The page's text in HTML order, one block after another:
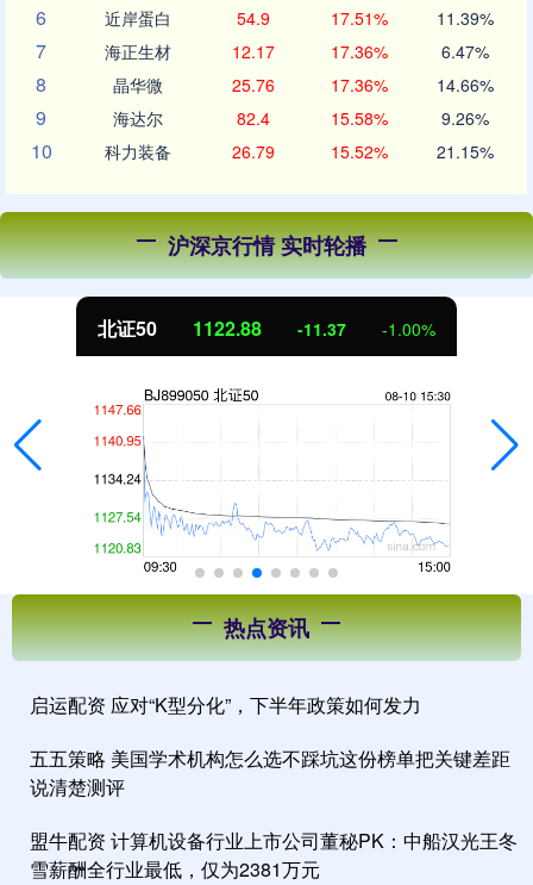
6 近岸蛋白 54.9 17.51% 11.39%
7 海正生材 12.17 17.36% 6.47%
8 晶华微 25.76 17.36% 14.66%
9 海达尔 82.4 15.58% 9.26%
10 科力装备 26.79 15.52% 21.15%
沪深京行情 实时轮播
创业板指 3537.21 -25.90 -0.73%
热点资讯
启运配资 应对“K型分化”，下半年政策如何发力
五五策略 美国学术机构怎么选不踩坑这份榜单把关键差距
说清楚测评
盟牛配资 计算机设备行业上市公司董秘PK：中船汉光王冬
雪薪酬全行业最低，仅为2381万元